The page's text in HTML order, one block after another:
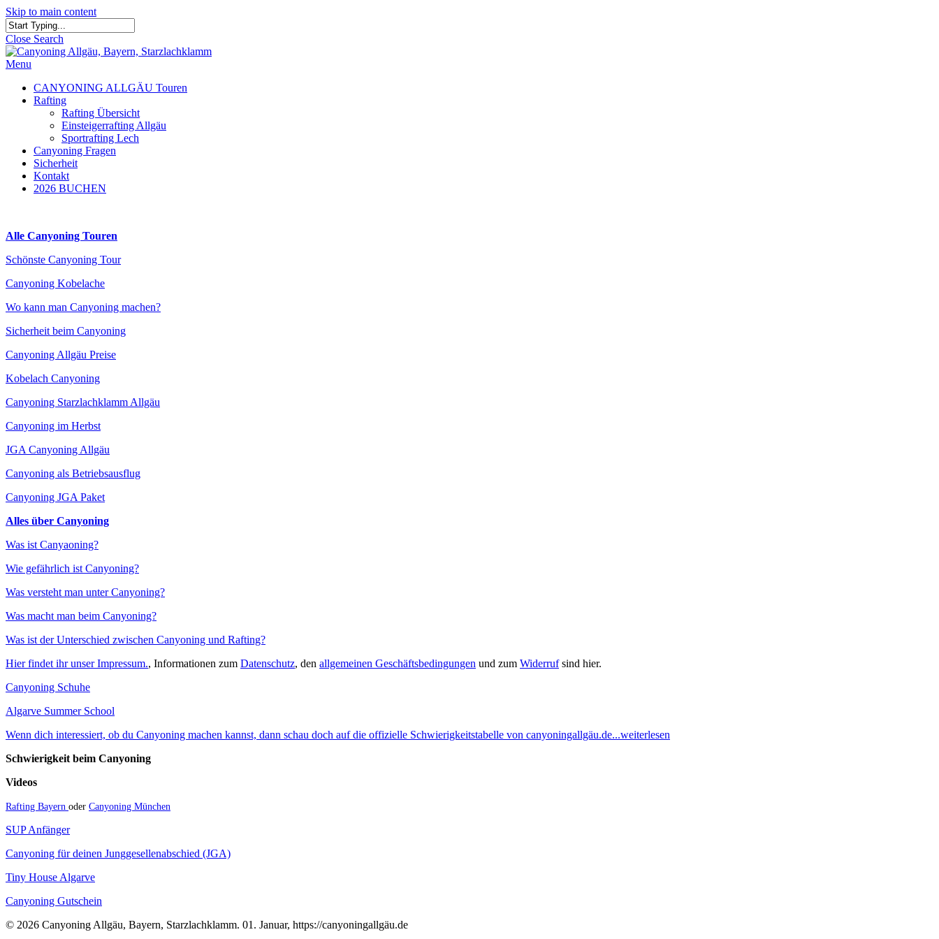
Skip to main content
Close Search
Menu
CANYONING ALLGÄU Touren
Rafting
Rafting Übersicht
Einsteigerrafting Allgäu
Sportrafting Lech
Canyoning Fragen
Sicherheit
Kontakt
2026 BUCHEN
Alle Canyoning Touren
Schönste Canyoning Tour
Canyoning Kobelache
Wo kann man Canyoning machen?
Sicherheit beim Canyoning
Canyoning Allgäu Preise
Kobelach Canyoning
Canyoning Starzlachklamm Allgäu
Canyoning im Herbst
JGA Canyoning Allgäu
Canyoning als Betriebsausflug
Canyoning JGA Paket
Alles über Canyoning
Was ist Canyaoning?
Wie gefährlich ist Canyoning?
Was versteht man unter Canyoning?
Was macht man beim Canyoning?
Was ist der Unterschied zwischen Canyoning und Rafting?
Hier findet ihr unser Impressum., Informationen zum Datenschutz, den allgemeinen Geschäftsbedingungen und zum Widerrufsind hier.
Canyoning Schuhe
Algarve Summer School
Wenn dich interessiert, ob du Canyoning machen kannst, dann schau doch auf die offizielle Schwierigkeitstabelle von canyoningallgäu.de...weiterlesen
Schwierigkeit beim Canyoning
Videos
Rafting Bayern oder Canyoning München
SUP Anfänger
Canyoning für deinen Junggesellenabschied (JGA)
Tiny House Algarve
Canyoning Gutschein
© 2026 Canyoning Allgäu, Bayern, Starzlachklamm. 01. Januar, https://canyoningallgäu.de